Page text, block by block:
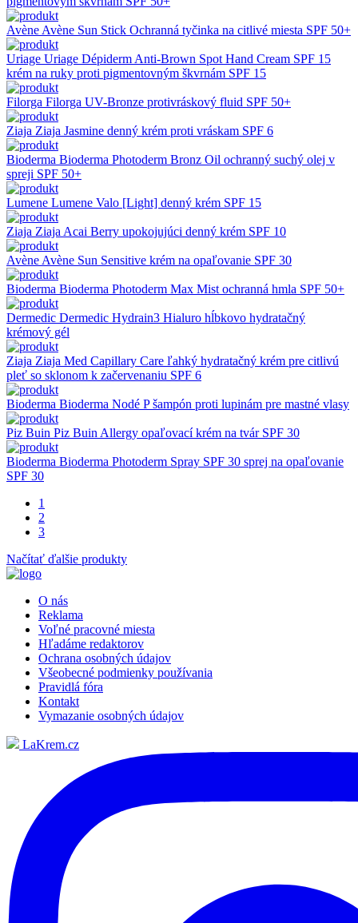
Avène Avène Sun Stick Ochranná tyčinka na citlivé miesta SPF 50+
Uriage Uriage Dépiderm Anti-Brown Spot Hand Cream SPF 15
krém na ruky proti pigmentovným škvrnám SPF 15
Filorga Filorga UV-Bronze protivráskový fluid SPF 50+
Ziaja Ziaja Jasmine denný krém proti vráskam SPF 6
Bioderma Bioderma Photoderm Bronz Oil ochranný suchý olej v
spreji SPF 50+
Lumene Lumene Valo [Light] denný krém SPF 15
Ziaja Ziaja Acai Berry upokojujúci denný krém SPF 10
Avène Avène Sun Sensitive krém na opaľovanie SPF 30
Bioderma Bioderma Photoderm Max Mist ochranná hmla SPF 50+
Dermedic Dermedic Hydrain3 Hialuro hĺbkovo hydratačný
krémový gél
Ziaja Ziaja Med Capillary Care ľahký hydratačný krém pre citlivú
pleť so sklonom k začervenaniu SPF 6
Bioderma Bioderma Nodé P šampón proti lupinám pre mastné vlasy
Piz Buin Piz Buin Allergy opaľovací krém na tvár SPF 30
Bioderma Bioderma Photoderm Spray SPF 30 sprej na opaľovanie
SPF 30
1
2
3
Načítať ďalšie produkty
O nás
Reklama
Voľné pracovné miesta
Hľadáme redaktorov
Ochrana osobných údajov
Všeobecné podmienky používania
Pravidlá fóra
Kontakt
Vymazanie osobných údajov
LaKrem.cz